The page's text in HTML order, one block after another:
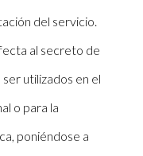
del servicio.
al secreto de
utilizados en el
o para la
poniéndose a